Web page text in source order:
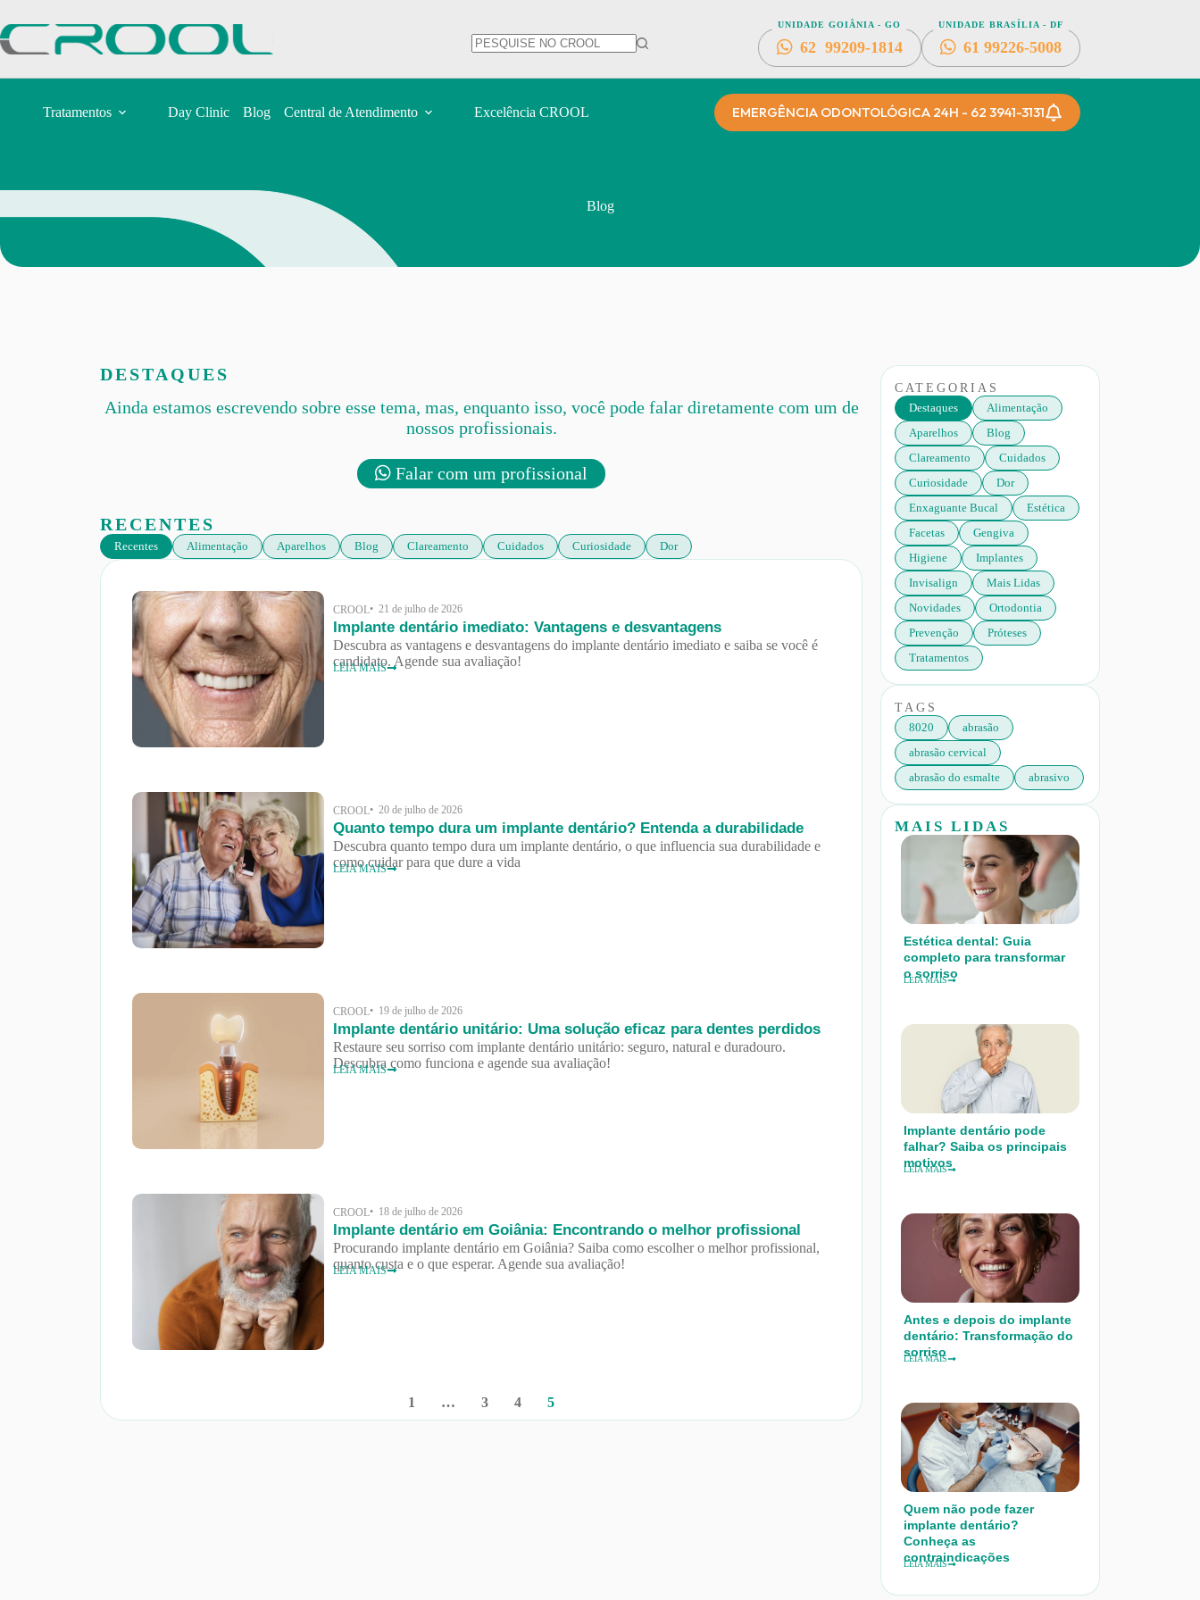
UNIDADE GOIÂNIA - GO
62 99209-1814
UNIDADE BRASÍLIA - DF
61 99226-5008
Tratamentos Day Clinic Blog Central de Atendimento Excelência CROOL EMERGÊNCIA ODONTOLÓGICA 24H - 62 3941-3131
Blog
DESTAQUES
Ainda estamos escrevendo sobre esse tema, mas, enquanto isso, você pode falar diretamente com um de
nossos profissionais.
Falar com um profissional
RECENTES
Alimentação Aparelhos Blog Clareamento Cuidados Curiosidade Dor
Recentes
CROOL• 21 de julho de 2026
Implante dentário imediato: Vantagens e desvantagens
Descubra as vantagens e desvantagens do implante dentário imediato e saiba se você é
candidato. Agende sua avaliação!
LEIA MAIS
CROOL• 20 de julho de 2026
Quanto tempo dura um implante dentário? Entenda a durabilidade
Descubra quanto tempo dura um implante dentário, o que influencia sua durabilidade e
como cuidar para que dure a vida
LEIA MAIS
CROOL• 19 de julho de 2026
Implante dentário unitário: Uma solução eficaz para dentes perdidos
Restaure seu sorriso com implante dentário unitário: seguro, natural e duradouro.
Descubra como funciona e agende sua avaliação!
LEIA MAIS
CROOL• 18 de julho de 2026
Implante dentário em Goiânia: Encontrando o melhor profissional
Procurando implante dentário em Goiânia? Saiba como escolher o melhor profissional,
quanto custa e o que esperar. Agende sua avaliação!
LEIA MAIS
1 … 3 4 5
CATEGORIAS
Alimentação
Aparelhos
Blog
Clareamento
Cuidados
Curiosidade
Dor
Enxaguante Bucal
Estética
Facetas
Gengiva
Higiene
Implantes
Invisalign
Mais Lidas
Novidades
Ortodontia
Prevenção
Próteses
Tratamentos
Destaques
TAGS
8020
abrasão
abrasão cervical
abrasão do esmalte
abrasivo
MAIS LIDAS
Estética dental: Guia
completo para transformar
o sorriso
LEIA MAIS
Implante dentário pode
falhar? Saiba os principais
motivos
LEIA MAIS
Antes e depois do implante
dentário: Transformação do
sorriso
LEIA MAIS
Quem não pode fazer
implante dentário?
Conheça as
contraindicações
LEIA MAIS